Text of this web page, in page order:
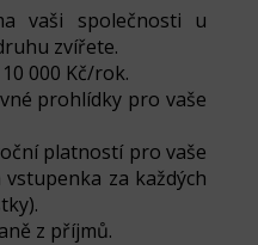
vaši společnosti u
zvířete.
000 Kč/rok.
prohlídky pro vaše
platností pro vaše
vstupenka za každých
z příjmů.